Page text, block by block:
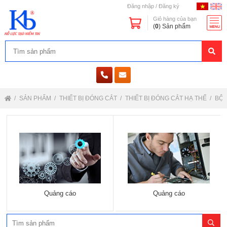
Đăng nhập / Đăng ký
Giỏ hàng của bạn
(0) Sản phẩm
SẢN PHẨM THIẾT BỊ ĐÓNG CẮT THIẾT BỊ ĐÓNG CẮT HẠ THẾ BỘ
Quảng cáo Quảng cáo